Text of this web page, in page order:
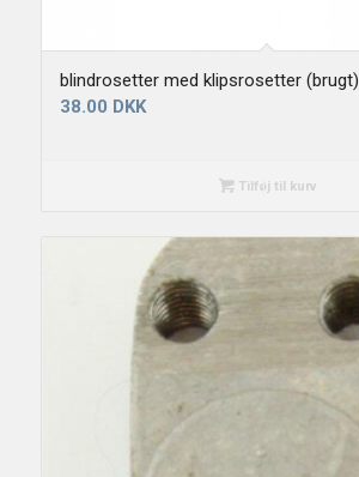
blindrosetter med klipsrosetter (brugt)
38.00 DKK
Tilføj til kurv